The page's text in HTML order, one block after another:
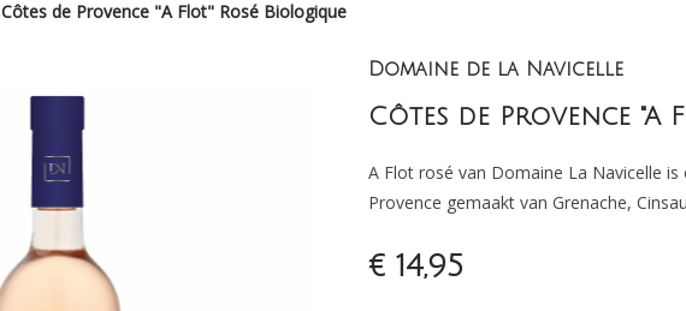
Côtes de Provence "A Flot" Rosé Biologique
Domaine de la Navicelle
Côtes de Provence "A
A Flot rosé van Domaine La Navicelle
Provence gemaakt van Grenache,
€ 14,95